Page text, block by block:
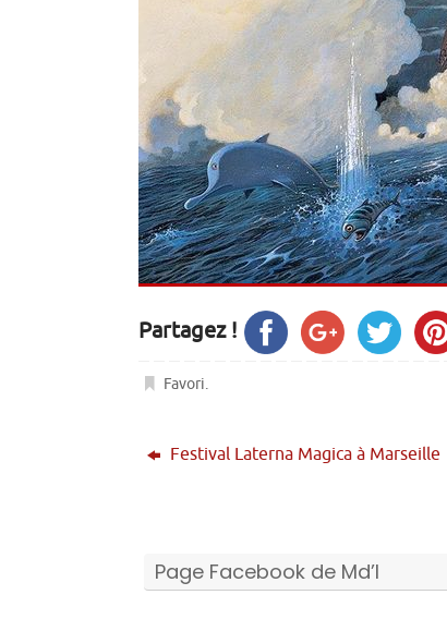
Partagez !
Favori.
Festival Laterna Magica à Marseille
Page Facebook de Md’I